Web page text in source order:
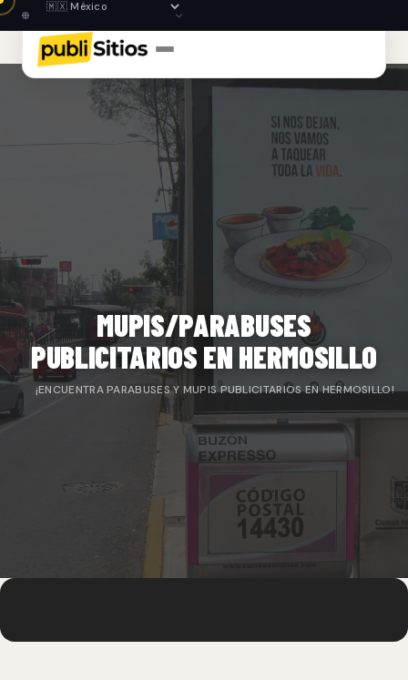
MUPIS/PARABUSES
PUBLICITARIOS EN HERMOSILLO
¡ENCUENTRA PARABUSES Y MUPIS PUBLICITARIOS EN HERMOSILLO!